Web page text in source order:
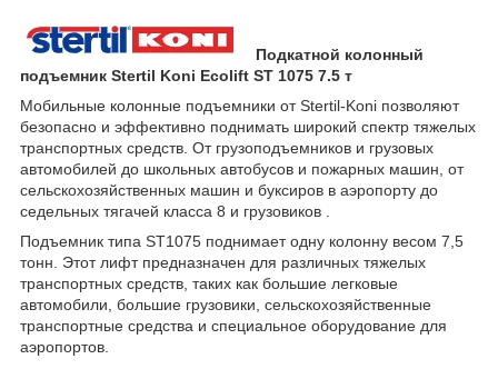
Подкатной колонный
подъемник Stertil Koni Ecolift ST 1075 7.5 т
Мобильные колонные подъемники от Stertil-Koni позволяют
безопасно и эффективно поднимать широкий спектр тяжелых
транспортных средств. От грузоподъемников и грузовых
автомобилей до школьных автобусов и пожарных машин, от
сельскохозяйственных машин и буксиров в аэропорту до
седельных тягачей класса 8 и грузовиков .
Подъемник типа ST1075 поднимает одну колонну весом 7,5
тонн. Этот лифт предназначен для различных тяжелых
транспортных средств, таких как большие легковые
автомобили, большие грузовики, сельскохозяйственные
транспортные средства и специальное оборудование для
аэропортов.